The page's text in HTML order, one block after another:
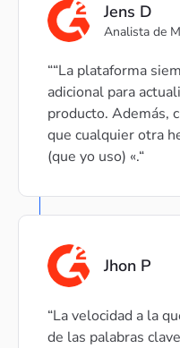
Jens D
Analista de
“La plataforma
adicional para
producto. Además,
que cualquier otra
(que yo uso) «.
Jhon P
La velocidad a la
de las palabras